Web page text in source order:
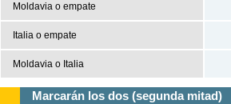
Moldavia o empate
Italia o empate
Moldavia o Italia
Marcarán los dos (segunda mitad)